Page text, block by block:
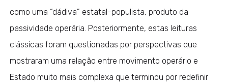
como uma “dádiva” estatal-populista, produto da
passividade operária. Posteriormente, estas leituras
clássicas foram questionadas por perspectivas que
mostraram uma relação entre movimento operário e
Estado muito mais complexa que terminou por redefinir